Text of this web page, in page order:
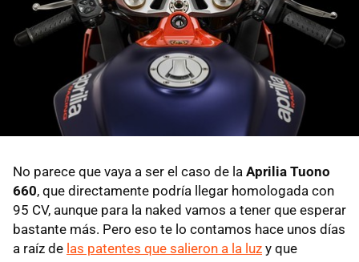
No parece que vaya a ser el caso de la Aprilia Tuono
660, que directamente podría llegar homologada con
95 CV, aunque para la naked vamos a tener que esperar
bastante más. Pero eso te lo contamos hace unos días
a raíz de las patentes que salieron a la luz y que